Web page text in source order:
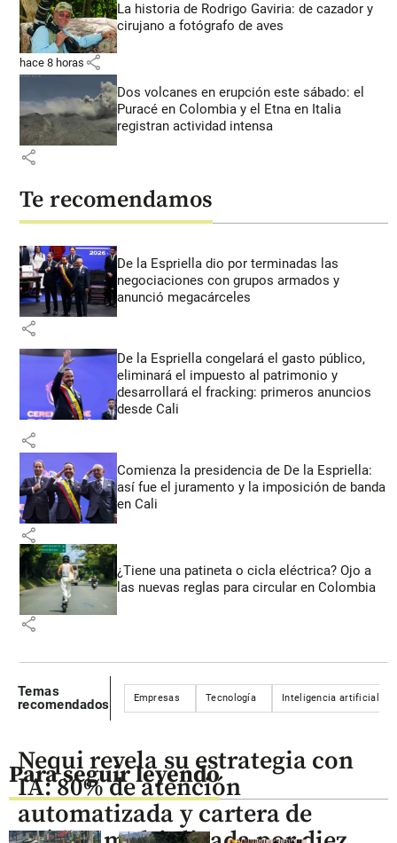
La historia de Rodrigo Gaviria: de cazador y
cirujano a fotógrafo de aves
hace 8 horas share
Dos volcanes en erupción este sábado: el
Puracé en Colombia y el Etna en Italia
registran actividad intensa
share
Te recomendamos
De la Espriella dio por terminadas las
negociaciones con grupos armados y
anunció megacárceles
share
De la Espriella congelará el gasto público,
eliminará el impuesto al patrimonio y
desarrollará el fracking: primeros anuncios
desde Cali
share
Comienza la presidencia de De la Espriella:
así fue el juramento y la imposición de banda
en Cali
share
¿Tiene una patineta o cicla eléctrica? Ojo a
las nuevas reglas para circular en Colombia
share
Temas
recomendados
Empresas Tecnología Inteligencia artificial
Para seguir leyendo
Nequi revela su estrategia con
IA: 80% de atención
automatizada y cartera de